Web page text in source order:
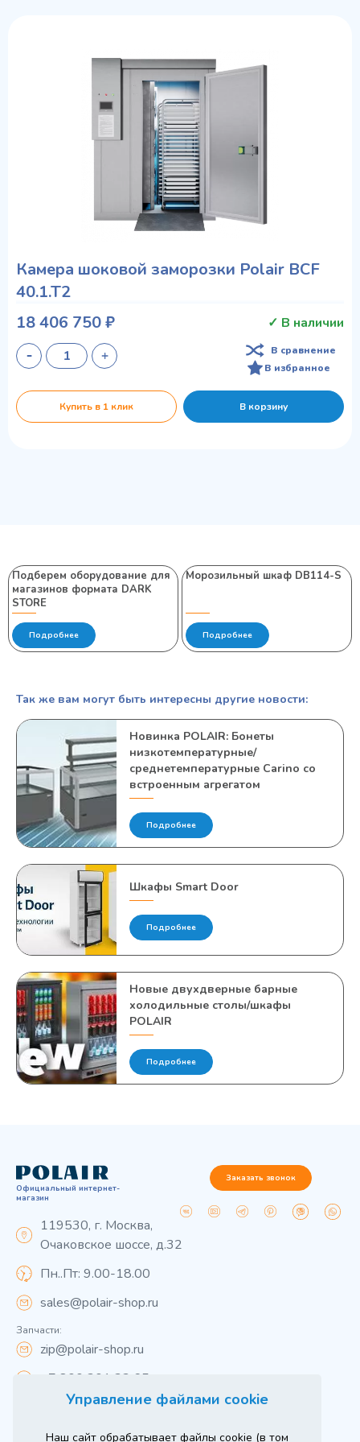
Управление файлами cookie
Наш сайт обрабатывает файлы cookie (в том
Камера шоковой заморозки Polair ВСF
40.1.T2
18 406 750 ₽
✓ В наличии
В сравнение
В избранное
Купить в 1 клик В корзину
Подберем оборудование для
магазинов формата DARK
STORE
Подробнее
Морозильный шкаф DB114-S
Подробнее
Так же вам могут быть интересны другие новости:
Новинка POLAIR: Бонеты
низкотемпературные/
среднетемпературные Carino со
встроенным агрегатом
Подробнее
Шкафы Smart Door
Подробнее
Новые двухдверные барные
холодильные столы/шкафы
POLAIR
Подробнее
Официальный интернет-
магазин
119530, г. Москва,
Очаковское шоссе, д.32
Пн..Пт: 9.00-18.00
sales@polair-shop.ru
Запчасти:
zip@polair-shop.ru
+7 800 301 33 65
Заказать звонок
Вся информация на сайте о товарах носит